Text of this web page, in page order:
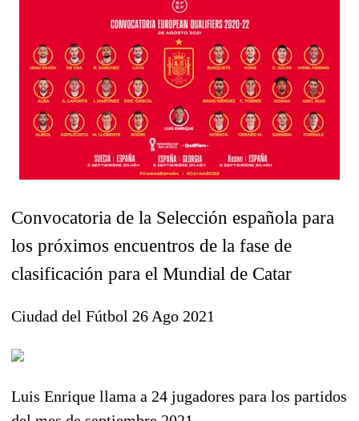
Convocatoria de la Selección española para
los próximos encuentros de la fase de
clasificación para el Mundial de Catar
Ciudad del Fútbol 26 Ago 2021
Luis Enrique llama a 24 jugadores para los partidos